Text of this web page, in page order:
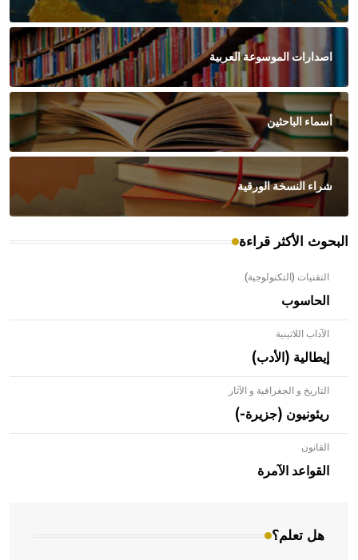
اصدارات الموسوعة العربية
أسماء الباحثين
شراء النسخة الورقية
البحوث الأكثر قراءة
التقنيات (التكنولوجية)
الحاسوب
الآداب اللاتينية
إيطالية (الأدب)
التاريخ و الجغرافية و الآثار
ريئونيون (جزيرة-)
القانون
القواعد الآمرة
هل تعلم؟
- هل تعلم أن الأبلق نوع من الفنون الهندسية التي ارتبطت
بالعمارة الإسلامية في بلاد الشام ومصر خاصة، حيث يحرص
المعمار على بناء مداميكه وخاصة في الواجهات